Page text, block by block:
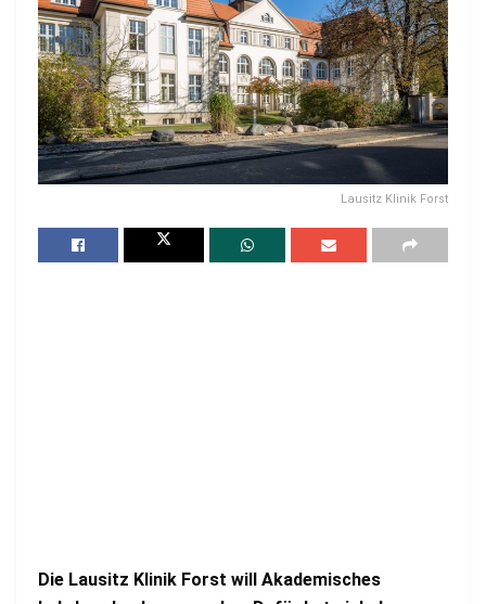
Lausitz Klinik Forst
Die Lausitz Klinik Forst will Akademisches